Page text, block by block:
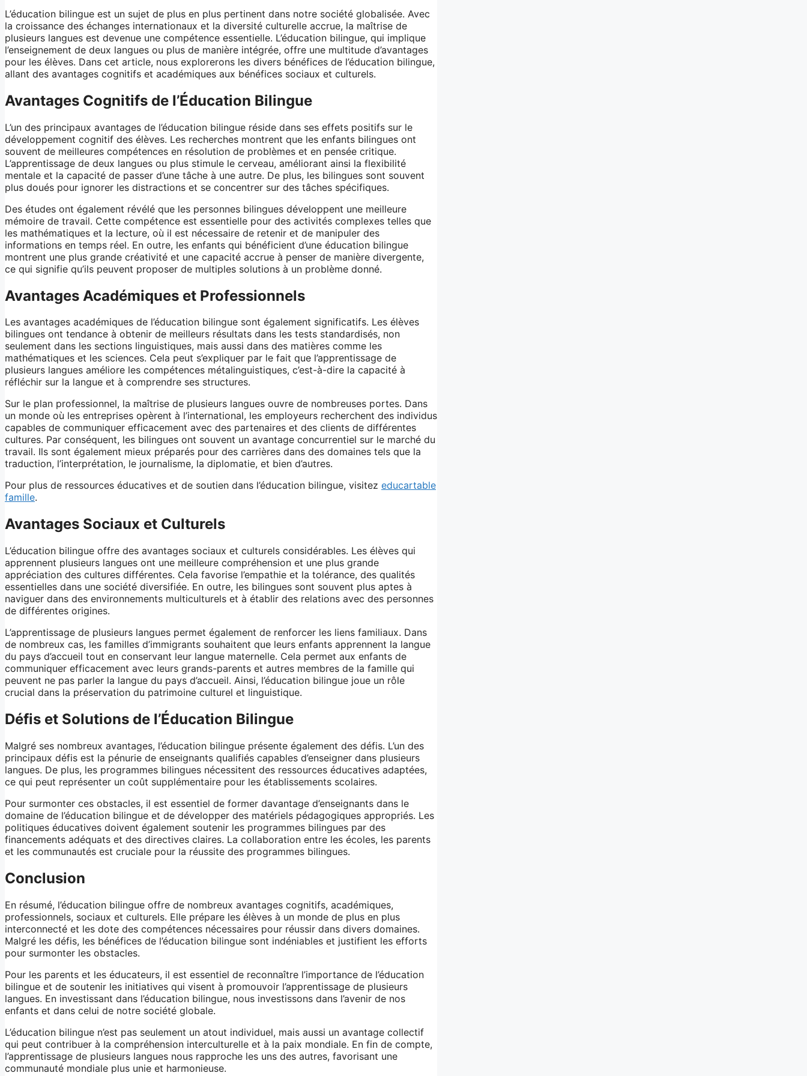
L’éducation bilingue est un sujet de plus en plus pertinent dans notre société globalisée. Avec
la croissance des échanges internationaux et la diversité culturelle accrue, la maîtrise de
plusieurs langues est devenue une compétence essentielle. L’éducation bilingue, qui implique
l’enseignement de deux langues ou plus de manière intégrée, offre une multitude d’avantages
pour les élèves. Dans cet article, nous explorerons les divers bénéfices de l’éducation bilingue,
allant des avantages cognitifs et académiques aux bénéfices sociaux et culturels.
Avantages Cognitifs de l’Éducation Bilingue
L’un des principaux avantages de l’éducation bilingue réside dans ses effets positifs sur le
développement cognitif des élèves. Les recherches montrent que les enfants bilingues ont
souvent de meilleures compétences en résolution de problèmes et en pensée critique.
L’apprentissage de deux langues ou plus stimule le cerveau, améliorant ainsi la flexibilité
mentale et la capacité de passer d’une tâche à une autre. De plus, les bilingues sont souvent
plus doués pour ignorer les distractions et se concentrer sur des tâches spécifiques.
Des études ont également révélé que les personnes bilingues développent une meilleure
mémoire de travail. Cette compétence est essentielle pour des activités complexes telles que
les mathématiques et la lecture, où il est nécessaire de retenir et de manipuler des
informations en temps réel. En outre, les enfants qui bénéficient d’une éducation bilingue
montrent une plus grande créativité et une capacité accrue à penser de manière divergente,
ce qui signifie qu’ils peuvent proposer de multiples solutions à un problème donné.
Avantages Académiques et Professionnels
Les avantages académiques de l’éducation bilingue sont également significatifs. Les élèves
bilingues ont tendance à obtenir de meilleurs résultats dans les tests standardisés, non
seulement dans les sections linguistiques, mais aussi dans des matières comme les
mathématiques et les sciences. Cela peut s’expliquer par le fait que l’apprentissage de
plusieurs langues améliore les compétences métalinguistiques, c’est-à-dire la capacité à
réfléchir sur la langue et à comprendre ses structures.
Sur le plan professionnel, la maîtrise de plusieurs langues ouvre de nombreuses portes. Dans
un monde où les entreprises opèrent à l’international, les employeurs recherchent des individus
capables de communiquer efficacement avec des partenaires et des clients de différentes
cultures. Par conséquent, les bilingues ont souvent un avantage concurrentiel sur le marché du
travail. Ils sont également mieux préparés pour des carrières dans des domaines tels que la
traduction, l’interprétation, le journalisme, la diplomatie, et bien d’autres.
Pour plus de ressources éducatives et de soutien dans l’éducation bilingue, visitez educartable
famille.
Avantages Sociaux et Culturels
L’éducation bilingue offre des avantages sociaux et culturels considérables. Les élèves qui
apprennent plusieurs langues ont une meilleure compréhension et une plus grande
appréciation des cultures différentes. Cela favorise l’empathie et la tolérance, des qualités
essentielles dans une société diversifiée. En outre, les bilingues sont souvent plus aptes à
naviguer dans des environnements multiculturels et à établir des relations avec des personnes
de différentes origines.
L’apprentissage de plusieurs langues permet également de renforcer les liens familiaux. Dans
de nombreux cas, les familles d’immigrants souhaitent que leurs enfants apprennent la langue
du pays d’accueil tout en conservant leur langue maternelle. Cela permet aux enfants de
communiquer efficacement avec leurs grands-parents et autres membres de la famille qui
peuvent ne pas parler la langue du pays d’accueil. Ainsi, l’éducation bilingue joue un rôle
crucial dans la préservation du patrimoine culturel et linguistique.
Défis et Solutions de l’Éducation Bilingue
Malgré ses nombreux avantages, l’éducation bilingue présente également des défis. L’un des
principaux défis est la pénurie de enseignants qualifiés capables d’enseigner dans plusieurs
langues. De plus, les programmes bilingues nécessitent des ressources éducatives adaptées,
ce qui peut représenter un coût supplémentaire pour les établissements scolaires.
Pour surmonter ces obstacles, il est essentiel de former davantage d’enseignants dans le
domaine de l’éducation bilingue et de développer des matériels pédagogiques appropriés. Les
politiques éducatives doivent également soutenir les programmes bilingues par des
financements adéquats et des directives claires. La collaboration entre les écoles, les parents
et les communautés est cruciale pour la réussite des programmes bilingues.
Conclusion
En résumé, l’éducation bilingue offre de nombreux avantages cognitifs, académiques,
professionnels, sociaux et culturels. Elle prépare les élèves à un monde de plus en plus
interconnecté et les dote des compétences nécessaires pour réussir dans divers domaines.
Malgré les défis, les bénéfices de l’éducation bilingue sont indéniables et justifient les efforts
pour surmonter les obstacles.
Pour les parents et les éducateurs, il est essentiel de reconnaître l’importance de l’éducation
bilingue et de soutenir les initiatives qui visent à promouvoir l’apprentissage de plusieurs
langues. En investissant dans l’éducation bilingue, nous investissons dans l’avenir de nos
enfants et dans celui de notre société globale.
L’éducation bilingue n’est pas seulement un atout individuel, mais aussi un avantage collectif
qui peut contribuer à la compréhension interculturelle et à la paix mondiale. En fin de compte,
l’apprentissage de plusieurs langues nous rapproche les uns des autres, favorisant une
communauté mondiale plus unie et harmonieuse.